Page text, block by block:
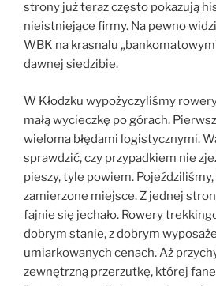
strony już teraz często pokazują
nieistniejące firmy. Na pewno
WBK na krasnalu
dawnej siedzibie.
W Kłodzku wypożyczyliśmy
małą wycieczkę po górach.
wieloma błędami logistycznymi.
sprawdzić, czy przypadkiem nie
pieszy, tyle powiem.
zamierzone miejsce. Z jednej
fajnie się jechało. Rowery
dobrym stanie, z dobrym
umiarkowanych cenach. Aż
zewnętrzną przerzutkę, której